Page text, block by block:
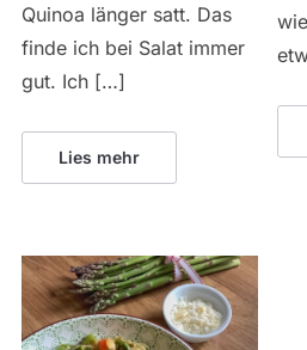
Quinoa länger satt. Das
finde ich bei Salat immer
gut. Ich […]
Lies mehr